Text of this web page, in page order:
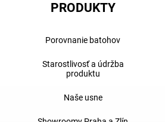
PRODUKTY
Porovnanie batohov
Starostlivosť a údržba
produktu
Naše usne